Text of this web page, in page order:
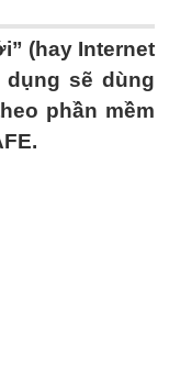
(hay Internet
dụng sẽ dùng
phần mềm